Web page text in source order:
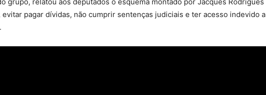
pagar dívidas, não cumprir sentenças judiciais e ter acesso indevido a